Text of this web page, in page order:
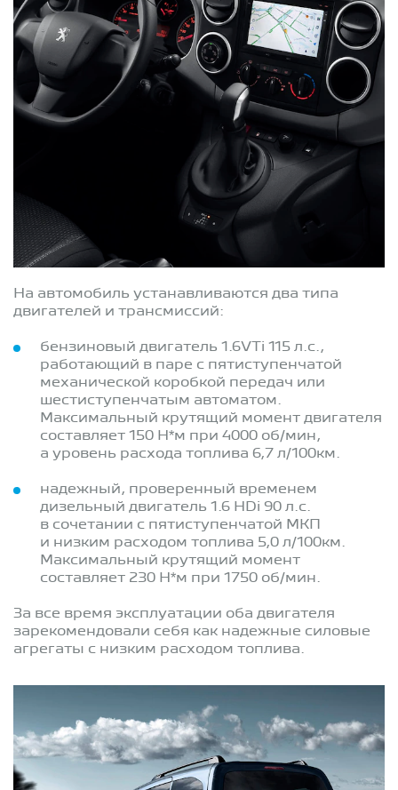
На автомобиль устанавливаются два типа
двигателей и трансмиссий:
бензиновый двигатель 1.6VTi 115 л.с.,
работающий в паре с пятиступенчатой
механической коробкой передач или
шестиступенчатым автоматом.
Максимальный крутящий момент двигателя
составляет 150 Н*м при 4000 об/мин,
а уровень расхода топлива 6,7 л/100км.
надежный, проверенный временем
дизельный двигатель 1.6 HDi 90 л.с.
в сочетании с пятиступенчатой МКП
и низким расходом топлива 5,0 л/100км.
Максимальный крутящий момент
составляет 230 Н*м при 1750 об/мин.
За все время эксплуатации оба двигателя
зарекомендовали себя как надежные силовые
агрегаты с низким расходом топлива.